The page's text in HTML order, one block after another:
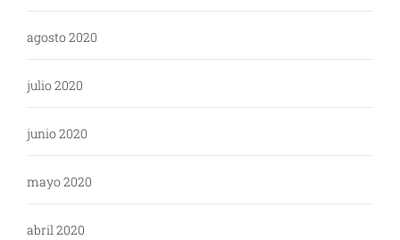
agosto 2020
julio 2020
junio 2020
mayo 2020
abril 2020